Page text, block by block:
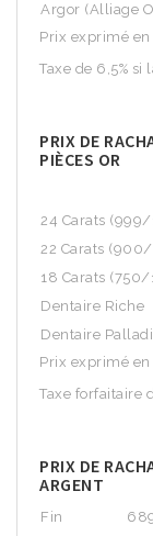
Argor (Alliage
Prix exprimé
Taxe de 6,5%
PRIX DE
PIÈCES OR
24 Carats
22 Carats
18 Carats
Dentaire Riche
Dentaire
Prix exprimé
Taxe forfaitaire
PRIX DE
ARGENT
Fin